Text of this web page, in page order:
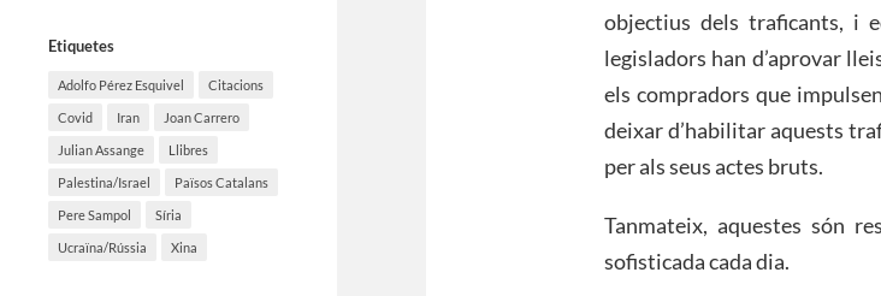
Etiquetes
Adolfo Pérez Esquivel Citacions
Covid Iran Joan Carrero
Julian Assange Llibres
Palestina/Israel Països Catalans
Pere Sampol Síria
Ucraïna/Rússia Xina
objectius dels traficants, i
legisladors han d’aprovar
els compradors que
deixar d’habilitar aquests
per als seus actes bruts.
Tanmateix, aquestes són
sofisticada cada dia.